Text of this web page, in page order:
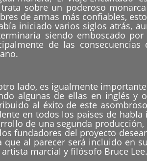
sobre un poderoso
de armas más confiables,
iniciado varios siglos atrás,
siendo emboscado
de las
lado, es igualmente
algunas de ellas en inglés y
al éxito de este
en todos los países de
de una segunda
fundadores del proyecto
que al parecer será incluido en
artista marcial y filósofo Bruce Lee.